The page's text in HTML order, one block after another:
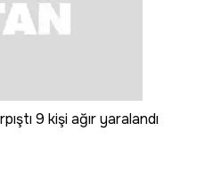
9 kişi ağır yaralandı